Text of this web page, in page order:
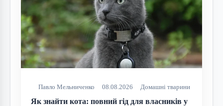
Павло Мельниченко 08.08.2026 Домашні тварини
Як знайти кота: повний гід для власників у